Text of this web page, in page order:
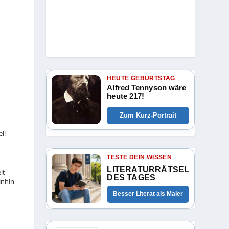
HEUTE GEBURTSTAG
Alfred Tennyson wäre
heute 217!
Zum Kurz-Portrait
TESTE DEIN WISSEN
LITERATURRÄTSEL
DES TAGES
Besser Literat als Maler